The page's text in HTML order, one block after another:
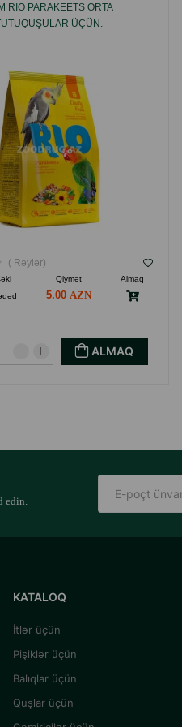
RIO PARAKEETS ORTA
ÜÇÜN.
( Rəylər)
Qiymət
Almaq
5.00
ALMAQ
edin.
KATALOQ
İtlər üçün
Pişiklər üçün
Balıqlar üçün
Quşlar üçün